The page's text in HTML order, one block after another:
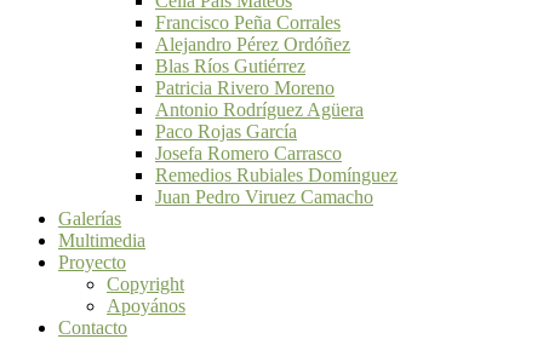
Francisco Peña Corrales
Alejandro Pérez Ordóñez
Blas Ríos Gutiérrez
Patricia Rivero Moreno
Antonio Rodríguez Agüera
Paco Rojas García
Josefa Romero Carrasco
Remedios Rubiales Domínguez
Juan Pedro Viruez Camacho
Galerías
Multimedia
Proyecto
Copyright
Apoyános
Contacto